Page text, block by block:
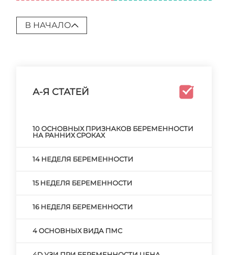
В НАЧАЛО
А-Я СТАТЕЙ
10 ОСНОВНЫХ ПРИЗНАКОВ БЕРЕМЕННОСТИ
НА РАННИХ СРОКАХ
14 НЕДЕЛЯ БЕРЕМЕННОСТИ
15 НЕДЕЛЯ БЕРЕМЕННОСТИ
16 НЕДЕЛЯ БЕРЕМЕННОСТИ
4 ОСНОВНЫХ ВИДА ПМС